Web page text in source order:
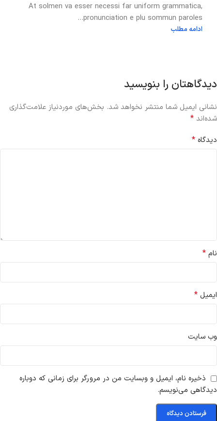
At solmen va esser necessi far uniform grammatica,
pronunciation e plu sommun paroles...
ادامه مطلب
دیدگاهتان را بنویسید
نشانی ایمیل شما منتشر نخواهد شد. بخش‌های موردنیاز علامت‌گذاری
شده‌اند *
دیدگاه *
نام *
ایمیل *
وب‌ سایت
ذخیره نام، ایمیل و وبسایت من در مرورگر برای زمانی که دوباره
دیدگاهی می‌نویسم.